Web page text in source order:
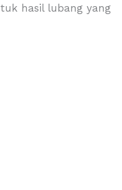
hasil lubang yang